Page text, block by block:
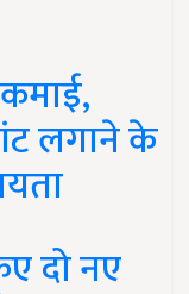
लगाने के
दो नए